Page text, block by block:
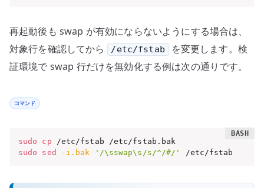
再起動後も swap が有効にならないようにする場合は、
対象行を確認してから
/etc/fstab
を変更します。検
証環境で swap 行だけを無効化する例は次の通りです。
コマンド
sudo cp
sudo
sed -i.bak '/\sswap\s/s/^/#/' /etc/fstab